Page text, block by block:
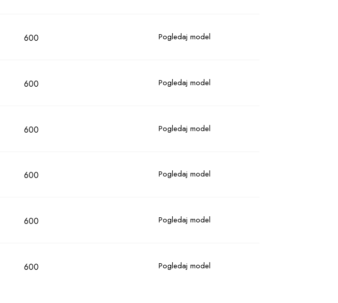
600 Pogledaj model
600 Pogledaj model
600 Pogledaj model
600 Pogledaj model
600 Pogledaj model
600 Pogledaj model